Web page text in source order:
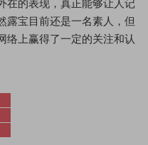
在的表现，真正能够让人记
露宝目前还是一名素人，但
络上赢得了一定的关注和认